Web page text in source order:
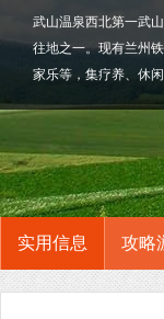
武山温泉西北第一武
往地之一。现有兰州
家乐等，集疗养、休
实用信息 攻略